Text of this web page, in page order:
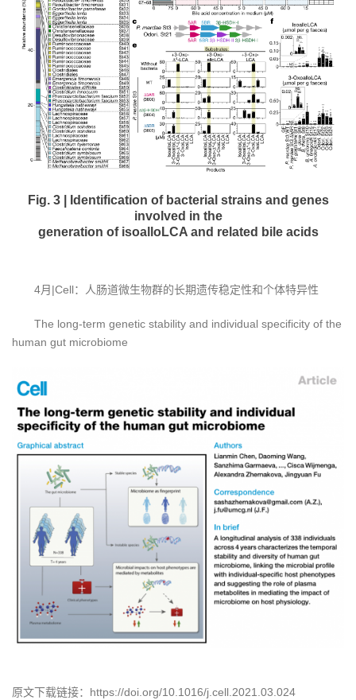
Fig. 3 | Identification of bacterial strains and genes
involved in the
generation of isoalloLCA and related bile acids
4月|Cell：人肠道微生物群的长期遗传稳定性和个体特异性
The long-term genetic stability and individual specificity of the
human gut microbiome
原文下载链接：https://doi.org/10.1016/j.cell.2021.03.024